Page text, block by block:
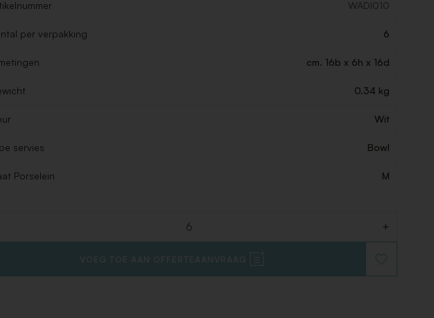
WADI010
per verpakking 6
cm. 16b x 6h x 16d
0.34 kg
Wit
servies Bowl
Porselein M
+
VOEG TOE AAN OFFERTEAANVRAAG
TOE